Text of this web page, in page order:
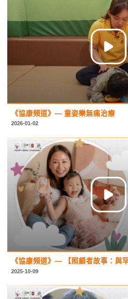
《協康頻道》— 童姿樂無痛治療
2026-01-02
《協康頻道》— 【照顧者故事：與
2025-10-09